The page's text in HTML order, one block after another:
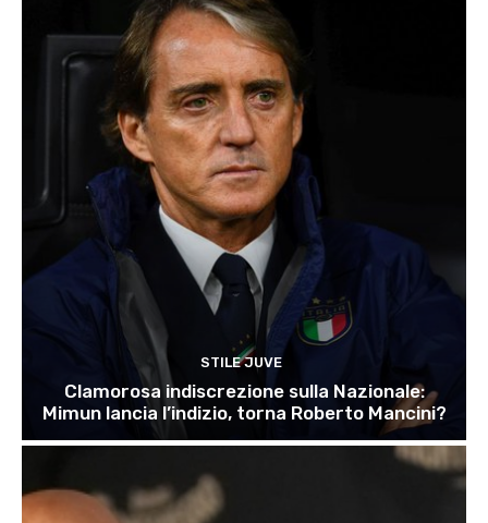
STILE JUVE
Clamorosa indiscrezione sulla Nazionale:
Mimun lancia l’indizio, torna Roberto Mancini?